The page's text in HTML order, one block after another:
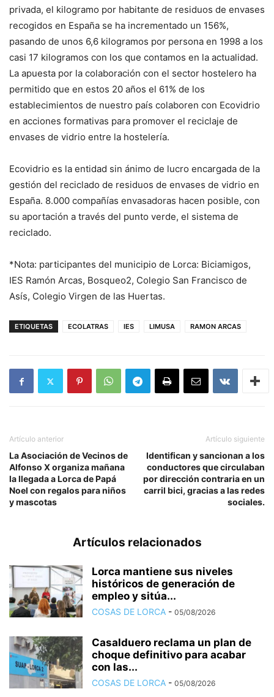
privada, el kilogramo por habitante de residuos de envases
recogidos en España se ha incrementado un 156%,
pasando de unos 6,6 kilogramos por persona en 1998 a los
casi 17 kilogramos con los que contamos en la actualidad.
La apuesta por la colaboración con el sector hostelero ha
permitido que en estos 20 años el 61% de los
establecimientos de nuestro país colaboren con Ecovidrio
en acciones formativas para promover el reciclaje de
envases de vidrio entre la hostelería.
Ecovidrio es la entidad sin ánimo de lucro encargada de la
gestión del reciclado de residuos de envases de vidrio en
España. 8.000 compañías envasadoras hacen posible, con
su aportación a través del punto verde, el sistema de
reciclado.
*Nota: participantes del municipio de Lorca: Biciamigos,
IES Ramón Arcas, Bosqueo2, Colegio San Francisco de
Asís, Colegio Virgen de las Huertas.
ETIQUETAS ECOLATRAS IES LIMUSA RAMON ARCAS
Artículo anterior
La Asociación de Vecinos de
Alfonso X organiza mañana
la llegada a Lorca de Papá
Noel con regalos para niños
y mascotas
Artículo siguiente
Identifican y sancionan a los
conductores que circulaban
por dirección contraria en un
carril bici, gracias a las redes
sociales.
Artículos relacionados
Lorca mantiene sus niveles
históricos de generación de
empleo y sitúa...
COSAS DE LORCA - 05/08/2026
Casalduero reclama un plan de
choque definitivo para acabar
con las...
COSAS DE LORCA - 05/08/2026